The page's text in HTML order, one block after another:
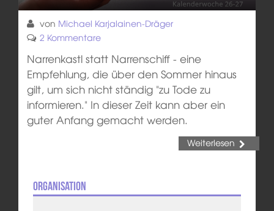
von Michael Karjalainen-Dräger
2 Kommentare
Narrenkastl statt Narrenschiff - eine
Empfehlung, die über den Sommer hinaus
gilt, um sich nicht ständig "zu Tode zu
informieren." In dieser Zeit kann aber ein
guter Anfang gemacht werden.
Weiterlesen
Organisation